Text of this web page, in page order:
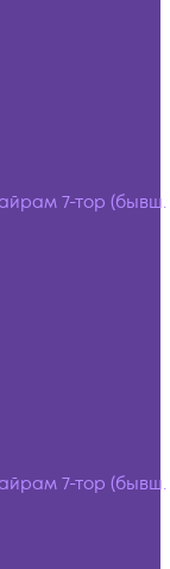
7-тор (бывш.
7-тор (бывш.